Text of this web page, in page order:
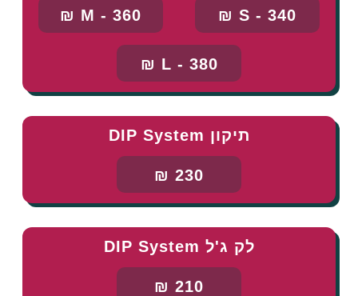
S - 340 ₪
M - 360 ₪
L - 380 ₪
תיקון DIP System
230 ₪
לק ג'ל DIP System
210 ₪